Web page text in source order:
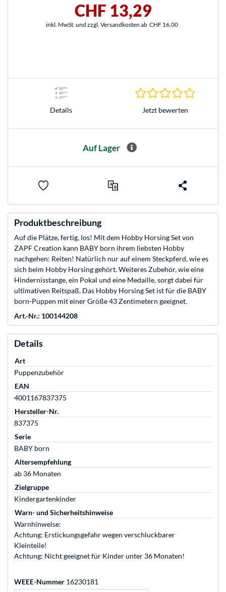
CHF 13,29
inkl. MwSt. und zzgl. Versandkosten ab CHF 16,00
Details Jetzt bewerten
Auf Lager
Produktbeschreibung
Auf die Plätze, fertig, los! Mit dem Hobby Horsing Set von
ZAPF Creation kann BABY born ihrem liebsten Hobby
nachgehen: Reiten! Natürlich nur auf einem Steckpferd, wie es
sich beim Hobby Horsing gehört. Weiteres Zubehör, wie eine
Hindernisstange, ein Pokal und eine Medaille, sorgt dabei für
ultimativen Reitspaß. Das Hobby Horsing Set ist für die BABY
born-Puppen mit einer Größe 43 Zentimetern geeignet.
Art.-Nr.: 100144208
Details
Art
Puppenzubehör
EAN
4001167837375
Hersteller-Nr.
837375
Serie
BABY born
Altersempfehlung
ab 36 Monaten
Zielgruppe
Kindergartenkinder
Warn- und Sicherheitshinweise
Warnhinweise:
Achtung: Erstickungsgefahr wegen verschluckbarer
Kleinteile!
Achtung: Nicht geeignet für Kinder unter 36 Monaten!
WEEE-Nummer 16230181